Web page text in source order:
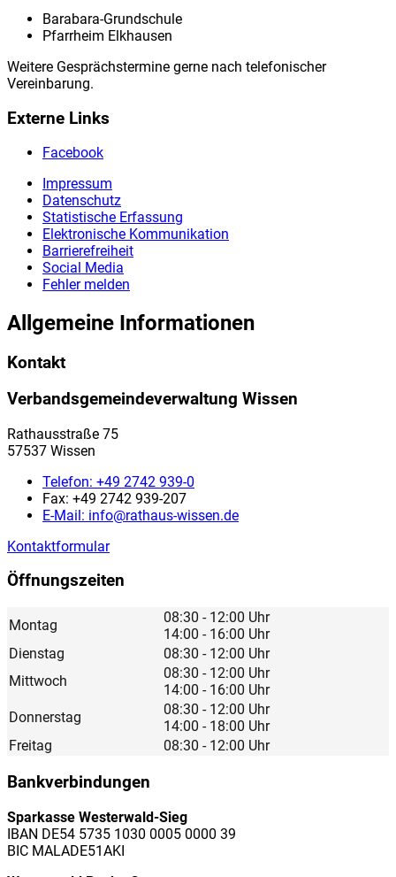
Barabara-Grundschule
Pfarrheim Elkhausen
Weitere Gesprächstermine gerne nach telefonischer
Vereinbarung.
Externe Links
Facebook
Impressum
Datenschutz
Statistische Erfassung
Elektronische Kommunikation
Barrierefreiheit
Social Media
Fehler melden
Allgemeine Informationen
Kontakt
Verbandsgemeindeverwaltung Wissen
Rathausstraße 75
57537 Wissen
Telefon: +49 2742 939-0
Fax: +49 2742 939-207
E-Mail: info@rathaus-wissen.de
Kontaktformular
Öffnungszeiten
Montag
08:30 - 12:00 Uhr
14:00 - 16:00 Uhr
Dienstag
08:30 - 12:00 Uhr
Mittwoch
08:30 - 12:00 Uhr
14:00 - 16:00 Uhr
Donnerstag
08:30 - 12:00 Uhr
14:00 - 18:00 Uhr
Freitag
08:30 - 12:00 Uhr
Bankverbindungen
Sparkasse Westerwald-Sieg
IBAN DE54 5735 1030 0005 0000 39
BIC MALADE51AKI